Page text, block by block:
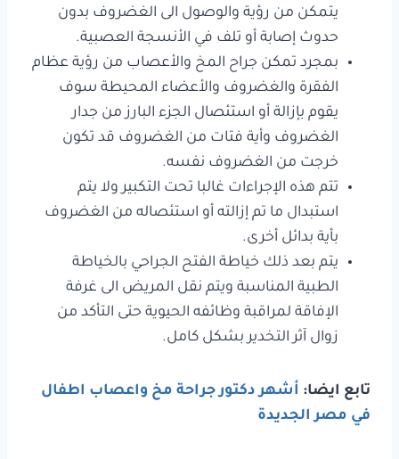
يتمكن من رؤية والوصول الى الغضروف بدون
حدوث إصابة أو تلف في الأنسجة العصبية.
بمجرد تمكن جراح المخ والأعصاب من رؤية عظام
الفقرة والغضروف والأعضاء المحيطة سوف
يقوم بإزالة أو استئصال الجزء البارز من جدار
الغضروف وأية فتات من الغضروف قد تكون
خرجت من الغضروف نفسه.
تتم هذه الإجراءات غالبا تحت التكبير ولا يتم
استبدال ما تم إزالته أو استئصاله من الغضروف
بأية بدائل أخرى.
يتم بعد ذلك خياطة الفتح الجراحي بالخياطة
الطبية المناسبة ويتم نقل المريض الى غرفة
الإفاقة لمراقبة وظائفه الحيوية حتى التأكد من
زوال آثر التخدير بشكل كامل.
تابع ايضا: أشهر دكتور جراحة مخ واعصاب اطفال
في مصر الجديدة